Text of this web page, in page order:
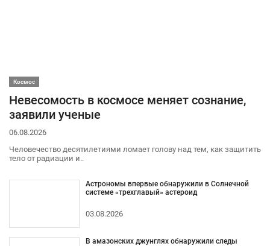
Космос
Невесомость в космосе меняет сознание,
заявили ученые
06.08.2026
Человечество десятилетиями ломает голову над тем, как защитить
тело от радиации и..
Астрономы впервые обнаружили в Солнечной
системе «трехглавый» астероид
03.08.2026
В амазонских джунглях обнаружили следы